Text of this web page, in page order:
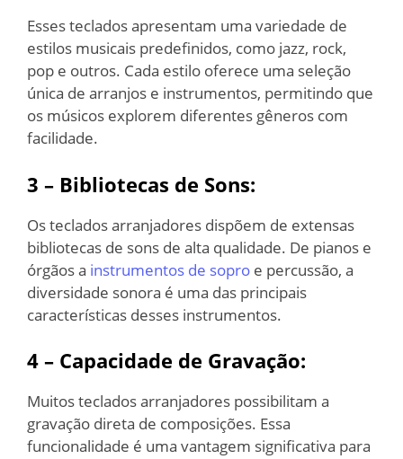
Esses teclados apresentam uma variedade de
estilos musicais predefinidos, como jazz, rock,
pop e outros. Cada estilo oferece uma seleção
única de arranjos e instrumentos, permitindo que
os músicos explorem diferentes gêneros com
facilidade.
3 – Bibliotecas de Sons:
Os teclados arranjadores dispõem de extensas
bibliotecas de sons de alta qualidade. De pianos e
órgãos a instrumentos de sopro e percussão, a
diversidade sonora é uma das principais
características desses instrumentos.
4 – Capacidade de Gravação:
Muitos teclados arranjadores possibilitam a
gravação direta de composições. Essa
funcionalidade é uma vantagem significativa para